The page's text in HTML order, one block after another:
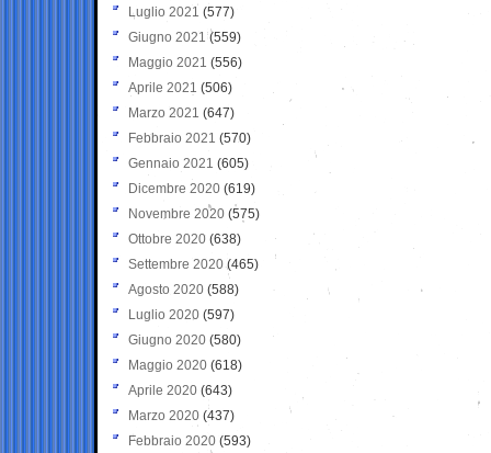
Luglio 2021 (577)
Giugno 2021(559)
Maggio 2021 (556)
Aprile 2021 (506)
Marzo 2021 (647)
Febbraio 2021 (570)
Gennaio 2021 (605)
Dicembre 2020 (619)
Novembre 2020 (575)
Ottobre 2020 (638)
Settembre 2020(465)
Agosto 2020 (588)
Luglio 2020 (597)
Giugno 2020 (580)
Maggio 2020 (618)
Aprile 2020 (643)
Marzo 2020 (437)
Febbraio 2020 (593)